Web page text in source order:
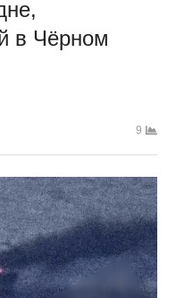
в Чёрном
9